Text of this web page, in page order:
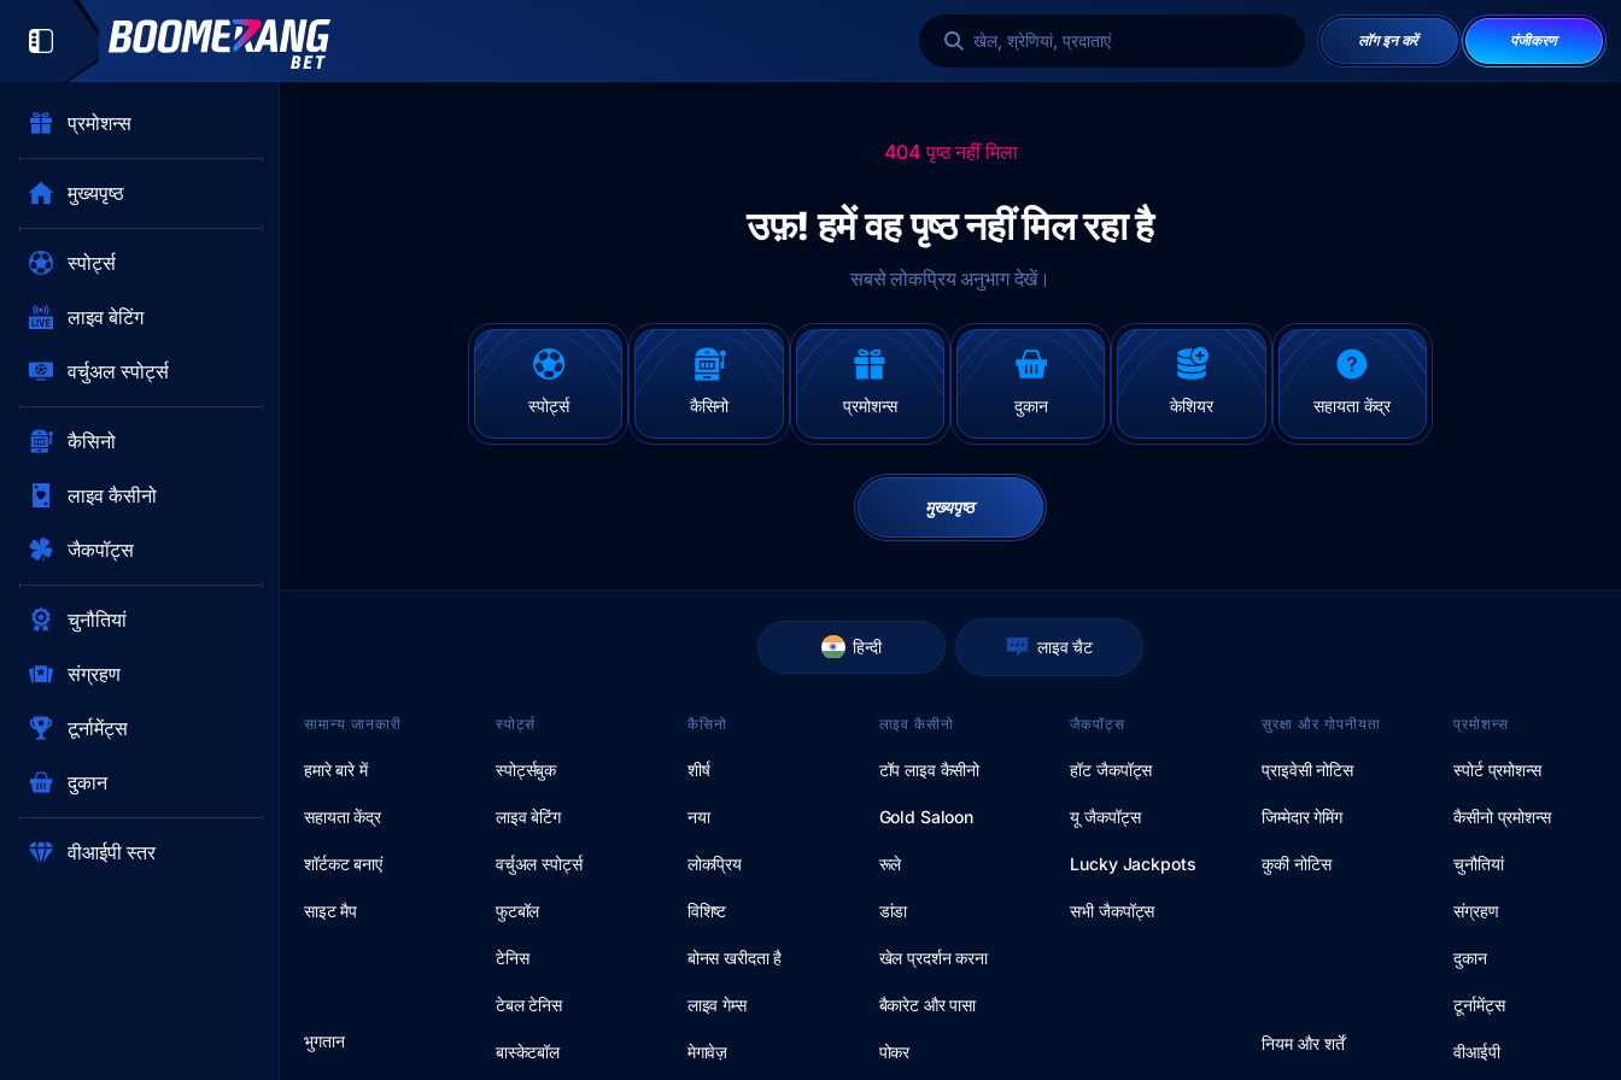
खेल, श्रेणियां, प्रदाताएं लॉग इन करें पंजीकरण
प्रमोशन्स
मुख्यपृष्ठ
स्पोर्ट्स
लाइव बेटिंग
वर्चुअल स्पोर्ट्स
कैसिनो
लाइव कैसीनो
जैकपॉट्स
चुनौतियां
संग्रहण
टूर्नामेंट्स
दुकान
वीआईपी स्तर
404 पृष्ठ नहीं मिला
उफ़! हमें वह पृष्ठ नहीं मिल रहा है
सबसे लोकप्रिय अनुभाग देखें।
स्पोर्ट्स कैसिनो प्रमोशन्स दुकान केशियर सहायता केंद्र
मुख्यपृष्ठ
हिन्दी लाइव चैट
सामान्य जानकारी
हमारे बारे में
सहायता केंद्र
शॉर्टकट बनाएं
साइट मैप
स्पोर्ट्स
स्पोर्ट्सबुक
लाइव बेटिंग
वर्चुअल स्पोर्ट्स
फुटबॉल
टेनिस
टेबल टेनिस
बास्केटबॉल
कैसिनो
शीर्ष
नया
लोकप्रिय
विशिष्ट
बोनस खरीदता है
लाइव गेम्स
मेगावेज़
लाइव कैसीनो
टॉप लाइव कैसीनो
Gold Saloon
रूले
डांडा
खेल प्रदर्शन करना
बैकारेट और पासा
पोकर
जैकपॉट्स
हॉट जैकपॉट्स
यू जैकपॉट्स
Lucky Jackpots
सभी जैकपॉट्स
सुरक्षा और गोपनीयता
प्राइवेसी नोटिस
जिम्मेदार गेमिंग
कुकी नोटिस
नियम और शर्तें
प्रमोशन्स
स्पोर्ट प्रमोशन्स
कैसीनो प्रमोशन्स
चुनौतियां
संग्रहण
दुकान
टूर्नामेंट्स
वीआईपी
भुगतान